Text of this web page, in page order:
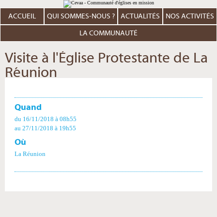
au
contenu.
Aller
personnels
ACCUEIL QUI SOMMES-NOUS ? ACTUALITÉS NOS ACTIVITÉS
LA COMMUNAUTÉ
Visite à l'Église Protestante de La
Réunion
Quand
du 16/11/2018 à 08h55
au 27/11/2018 à 19h55
Où
La Réunion